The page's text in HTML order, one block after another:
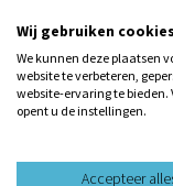
durf ik niet
normaal
is). Maar ik
4 reacties
Wij gebruiken cookies
We kunnen deze plaatsen
website te verbeteren,
website-ervaring te bieden.
opent u de instellingen.
Accepteer